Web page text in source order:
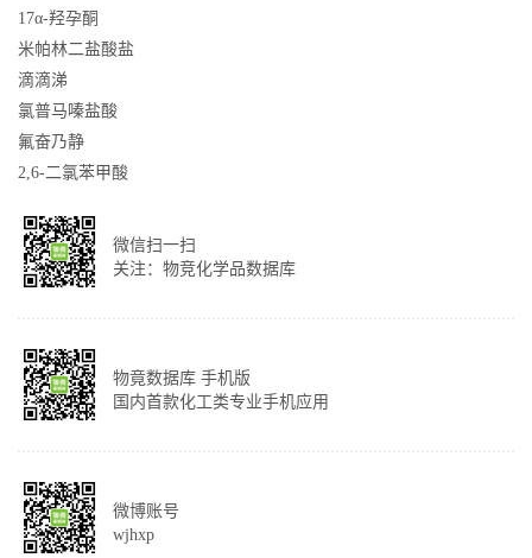
17α-羟孕酮
米帕林二盐酸盐
滴滴涕
氯普马嗪盐酸
氟奋乃静
2,6-二氯苯甲酸
微信扫一扫
关注：物竞化学品数据库
物竟数据库 手机版
国内首款化工类专业手机应用
微博账号
wjhxp